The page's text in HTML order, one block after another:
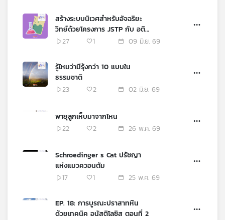
สร้างระบบนิเวศสำหรับอัจฉริยะ
วิทย์ด้วยโครงการ JSTP กับ อติ
พร สุวรรณ
27 1 09 มิ.ย. 69
รู้ไหมว่ามีรุ้งกว่า 10 แบบใน
ธรรมชาติ
23
2 02 มิ.ย. 69
พายุลูกเห็บมาจากไหน
22
2 26 พ.ค. 69
Schroedinger s Cat ปรัชญา
แห่งแมวควอนตัม
17
1 25 พ.ค. 69
EP. 18: การบูรณะปราสาทหิน
ด้วยเทคนิค อนัสติโลซิส ตอนที่ 2